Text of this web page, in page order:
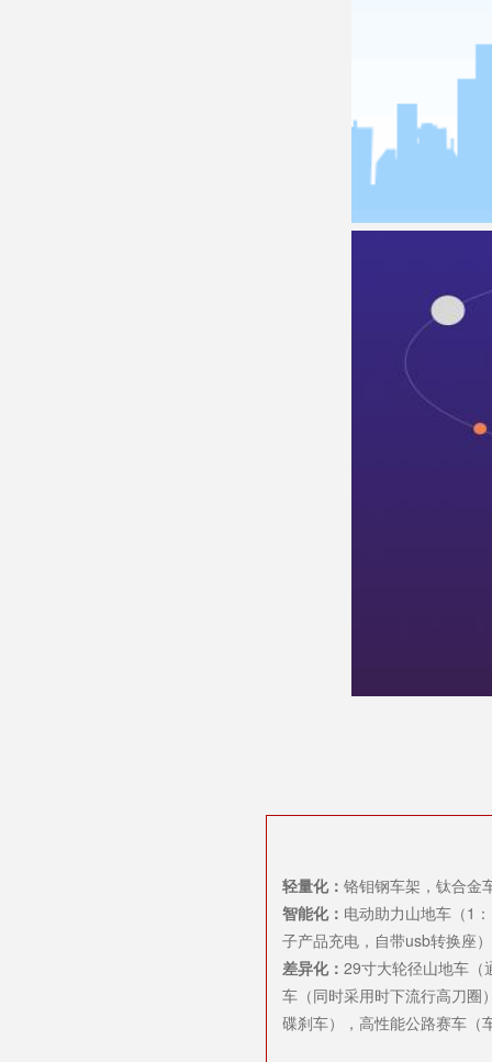
轻量化： 铬钼钢车架，钛合金
智能化： 电动助力山地车（1
子产品充电，自带usb转换座
差异化： 29寸大轮径山地车（
车（同时采用时下流行高刀圈
碟刹车），高性能公路赛车（